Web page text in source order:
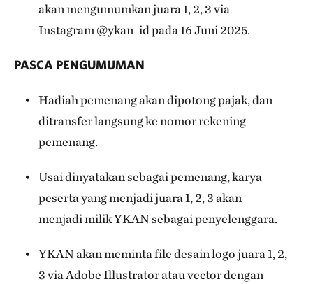
akan mengumumkan juara 1, 2, 3 via
Instagram @ykan_id pada 16 Juni 2025.
PASCA PENGUMUMAN
Hadiah pemenang akan dipotong pajak, dan
ditransfer langsung ke nomor rekening
pemenang.
Usai dinyatakan sebagai pemenang, karya
peserta yang menjadi juara 1, 2, 3 akan
menjadi milik YKAN sebagai penyelenggara.
YKAN akan meminta file desain logo juara 1, 2,
3 via Adobe Illustrator atau vector dengan